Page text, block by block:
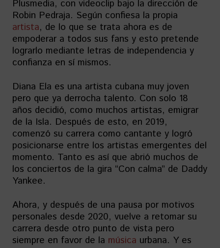
Plusmedia, con videoclip bajo la dirección de
Robin Pedraja. Según confiesa la propia
artista, de lo que se trata ahora es de
empoderar a todos sus fans y esto pretende
lograrlo mediante letras de independencia y
confianza en sí mismos.
Diana Ela es una artista cubana muy joven
pero que ya derrocha talento. Con solo 18
años decidió, como muchos artistas, emigrar
de la Isla. Después de esto, en 2019,
comenzó su carrera como cantante y logró
posicionarse entre los artistas emergentes del
momento. Tanto es así que abrió muchos de
los conciertos de la gira “Con calma” de Daddy
Yankee.
Ahora, y después de una pausa por motivos
personales desde 2020, vuelve a retomar su
carrera desde otro punto de vista pero
siempre en favor de la música urbana. Y es